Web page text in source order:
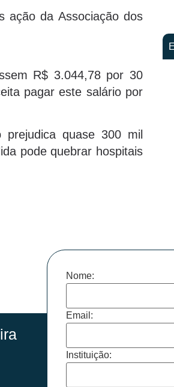
ação da Associação dos
R$ 3.044,78 por 30
pagar este salário por
quase 300 mil
pode quebrar hospitais
Nome:
Email:
Instituição: